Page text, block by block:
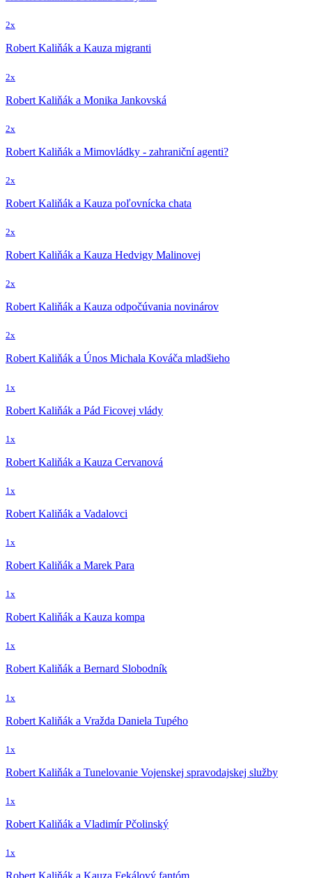
2x
Robert Kaliňák a Kauza migranti
2x
Robert Kaliňák a Monika Jankovská
2x
Robert Kaliňák a Mimovládky - zahraniční agenti?
2x
Robert Kaliňák a Kauza poľovnícka chata
2x
Robert Kaliňák a Kauza Hedvigy Malinovej
2x
Robert Kaliňák a Kauza odpočúvania novinárov
2x
Robert Kaliňák a Únos Michala Kováča mladšieho
1x
Robert Kaliňák a Pád Ficovej vlády
1x
Robert Kaliňák a Kauza Cervanová
1x
Robert Kaliňák a Vadalovci
1x
Robert Kaliňák a Marek Para
1x
Robert Kaliňák a Kauza kompa
1x
Robert Kaliňák a Bernard Slobodník
1x
Robert Kaliňák a Vražda Daniela Tupého
1x
Robert Kaliňák a Tunelovanie Vojenskej spravodajskej služby
1x
Robert Kaliňák a Vladimír Pčolinský
1x
Robert Kaliňák a Kauza Fekálový fantóm